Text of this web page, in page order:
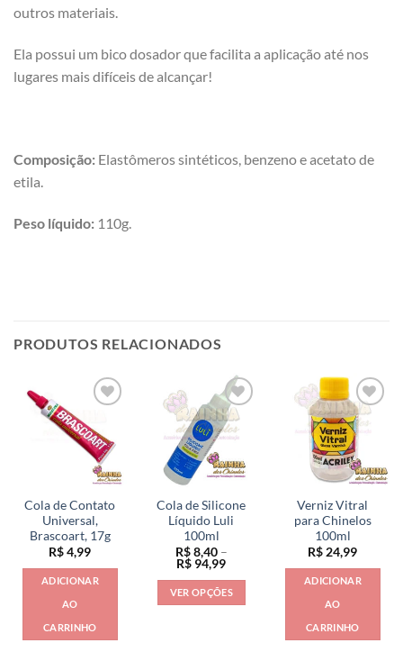
outros materiais.
Ela possui um bico dosador que facilita a aplicação até nos
lugares mais difíceis de alcançar!
Composição: Elastômeros sintéticos, benzeno e acetato de
etila.
Peso líquido: 110g.
PRODUTOS RELACIONADOS
Cola de Contato
Universal,
Brascoart, 17g
R$4,99
ADICIONAR
AO
CARRINHO
Cola de Silicone
Líquido Luli
100ml
R$8,40 –
R$ 94,99Faixa
preço:
R$ 8,40
através
VER OPÇÕES
Verniz Vitral
para Chinelos
100ml
R$ 24,99
ADICIONAR
AO
CARRINHO